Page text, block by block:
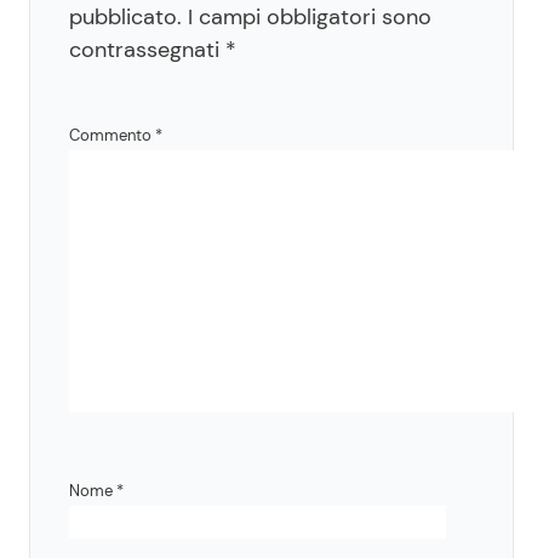
pubblicato. I campi obbligatori sono
contrassegnati *
Commento *
Nome *